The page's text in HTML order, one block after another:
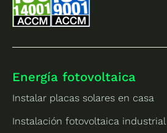
Energía fotovoltaica
Instalar placas solares en casa
Instalación fotovoltaica industrial